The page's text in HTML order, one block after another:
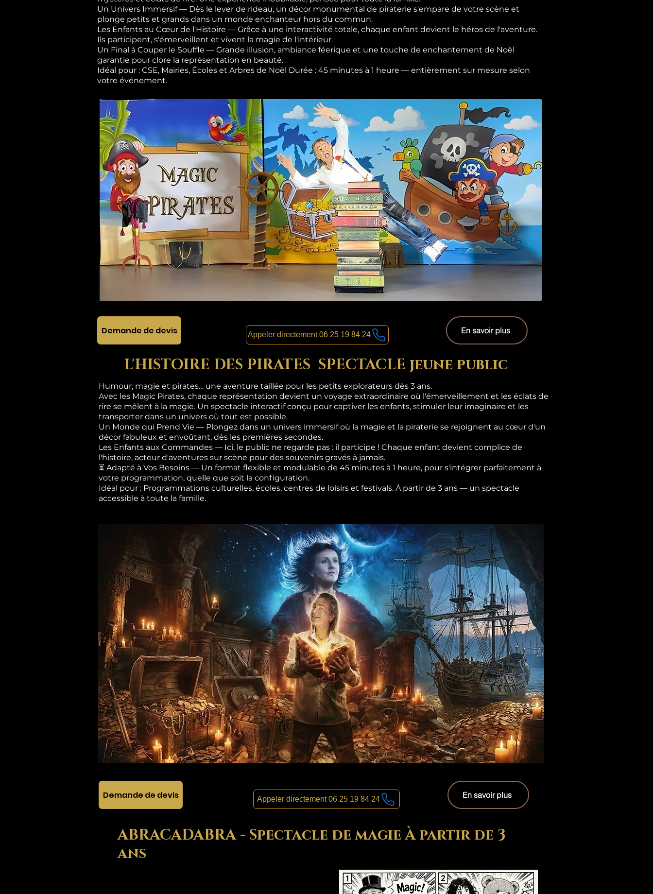
Un Univers Immersif — Dès le lever de rideau, un décor monumental de piraterie s'empare de votre scène et
plonge petits et grands dans un monde enchanteur hors du commun.
Les Enfants au Cœur de l'Histoire — Grâce à une interactivité totale, chaque enfant devient le héros de l'aventure.
Ils participent, s'émerveillent et vivent la magie de l'intérieur.
Un Final à Couper le Souffle — Grande illusion, ambiance féerique et une touche de enchantement de Noël
garantie pour clore la représentation en beauté.
Idéal pour : CSE, Mairies, Écoles et Arbres de Noël Durée : 45 minutes à 1 heure — entièrement sur mesure selon
votre événement.
Demande de devis Appeler directement 06 25 19 84 24 En savoir plus
L'HISTOIRE DES PIRATES SPECTACLE jeune public
Humour, magie et pirates… une aventure taillée pour les petits explorateurs dès 3 ans.
Avec les Magic Pirates, chaque représentation devient un voyage extraordinaire où l'émerveillement et les éclats de
rire se mêlent à la magie. Un spectacle interactif conçu pour captiver les enfants, stimuler leur imaginaire et les
transporter dans un univers où tout est possible.
Un Monde qui Prend Vie — Plongez dans un univers immersif où la magie et la piraterie se rejoignent au cœur d'un
décor fabuleux et envoûtant, dès les premières secondes.
Les Enfants aux Commandes — Ici, le public ne regarde pas : il participe ! Chaque enfant devient complice de
l'histoire, acteur d'aventures sur scène pour des souvenirs gravés à jamais.
⏳ Adapté à Vos Besoins — Un format flexible et modulable de 45 minutes à 1 heure, pour s'intégrer parfaitement à
votre programmation, quelle que soit la configuration.
Idéal pour : Programmations culturelles, écoles, centres de loisirs et festivals. À partir de 3 ans — un spectacle
accessible à toute la famille.
Demande de devis Appeler directement 06 25 19 84 24 En savoir plus
ABRACADABRA - Spectacle de magie À partir de 3
ans